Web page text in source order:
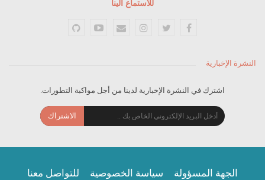
للاستماع الينا
النشرة الإخبارية
اشترك في النشرة الإخبارية لدينا من أجل مواكبة التطورات.
الاشتراك
الجهة المسؤولة سياسة الخصوصية للتواصل معنا